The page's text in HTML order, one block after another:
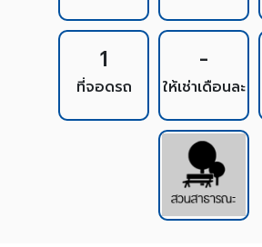
1
ที่จอดรถ
-
ให้เช่าเดือนละ